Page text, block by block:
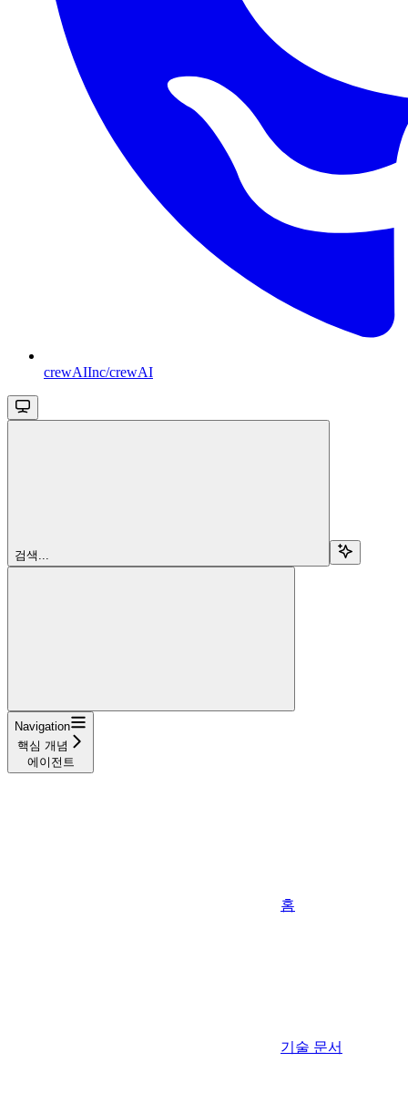
crewAIInc/crewAI
검색...
Navigation
핵심 개념
에이전트
홈
기술 문서